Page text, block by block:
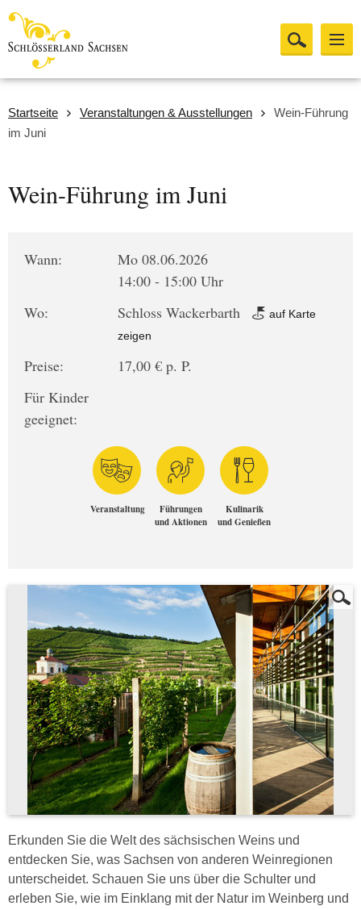
Startseite Veranstaltungen & Ausstellungen
Wein-Führung
im Juni
Wein-Führung im Juni
Wann:
Mo 08.06.2026
14:00 - 15:00 Uhr
Wo:
Schloss Wackerbarth
auf Karte
zeigen
Preise:
17,00 € p. P.
Für Kinder
geeignet:
Veranstaltung
Führungen
und Aktionen
Kulinarik
und Genießen
Erkunden Sie die Welt des sächsischen Weins und
entdecken Sie, was Sachsen von anderen Weinregionen
unterscheidet. Schauen Sie uns über die Schulter und
erleben Sie, wie im Einklang mit der Natur im Weinberg und